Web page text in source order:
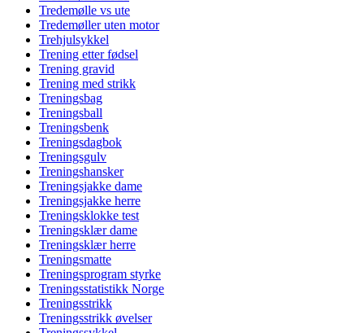
Tredemølle vs ute
Tredemøller uten motor
Trehjulsykkel
Trening etter fødsel
Trening gravid
Trening med strikk
Treningsbag
Treningsball
Treningsbenk
Treningsdagbok
Treningsgulv
Treningshansker
Treningsjakke dame
Treningsjakke herre
Treningsklokke test
Treningsklær dame
Treningsklær herre
Treningsmatte
Treningsprogram styrke
Treningsstatistikk Norge
Treningsstrikk
Treningsstrikk øvelser